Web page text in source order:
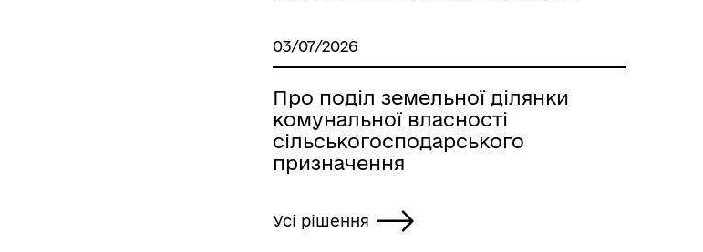
03/07/2026
Про поділ земельної ділянки
комунальної власності
сільськогосподарського
призначення
Усі рішення